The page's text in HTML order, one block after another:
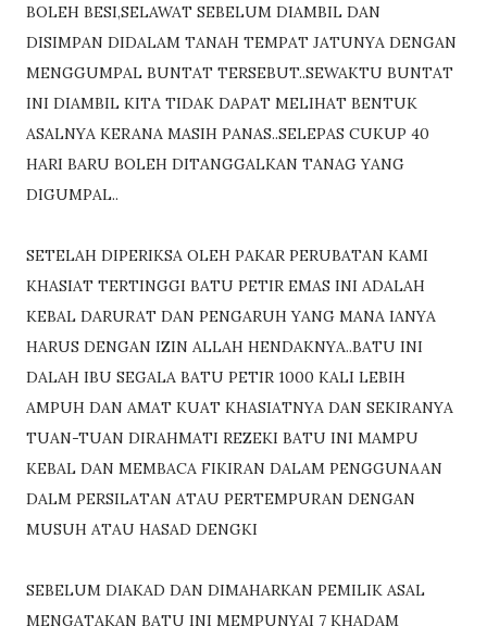
BOLEH BESI,SELAWAT SEBELUM DIAMBIL DAN
DISIMPAN DIDALAM TANAH TEMPAT JATUNYA DENGAN
MENGGUMPAL BUNTAT TERSEBUT..SEWAKTU BUNTAT
INI DIAMBIL KITA TIDAK DAPAT MELIHAT BENTUK
ASALNYA KERANA MASIH PANAS..SELEPAS CUKUP 40
HARI BARU BOLEH DITANGGALKAN TANAG YANG
DIGUMPAL..
SETELAH DIPERIKSA OLEH PAKAR PERUBATAN KAMI
KHASIAT TERTINGGI BATU PETIR EMAS INI ADALAH
KEBAL DARURAT DAN PENGARUH YANG MANA IANYA
HARUS DENGAN IZIN ALLAH HENDAKNYA..BATU INI
DALAH IBU SEGALA BATU PETIR 1000 KALI LEBIH
AMPUH DAN AMAT KUAT KHASIATNYA DAN SEKIRANYA
TUAN-TUAN DIRAHMATI REZEKI BATU INI MAMPU
KEBAL DAN MEMBACA FIKIRAN DALAM PENGGUNAAN
DALM PERSILATAN ATAU PERTEMPURAN DENGAN
MUSUH ATAU HASAD DENGKI
SEBELUM DIAKAD DAN DIMAHARKAN PEMILIK ASAL
MENGATAKAN BATU INI MEMPUNYAI 7 KHADAM